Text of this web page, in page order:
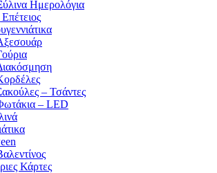
Ημερολόγια
– Τσάντες
– LED
Κάρτες